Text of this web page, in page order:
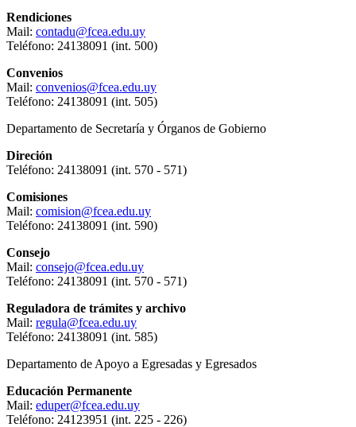
Rendiciones
Mail: contadu@fcea.edu.uy
Teléfono: 24138091 (int. 500)
Convenios
Mail: convenios@fcea.edu.uy
Teléfono: 24138091 (int. 505)
Departamento de Secretaría y Órganos de Gobierno
Direción
Teléfono: 24138091 (int. 570 - 571)
Comisiones
Mail: comision@fcea.edu.uy
Teléfono: 24138091 (int. 590)
Consejo
Mail: consejo@fcea.edu.uy
Teléfono: 24138091 (int. 570 - 571)
Reguladora de trámites y archivo
Mail: regula@fcea.edu.uy
Teléfono: 24138091 (int. 585)
Departamento de Apoyo a Egresadas y Egresados
Educación Permanente
Mail: eduper@fcea.edu.uy
Teléfono: 24123951 (int. 225 - 226)